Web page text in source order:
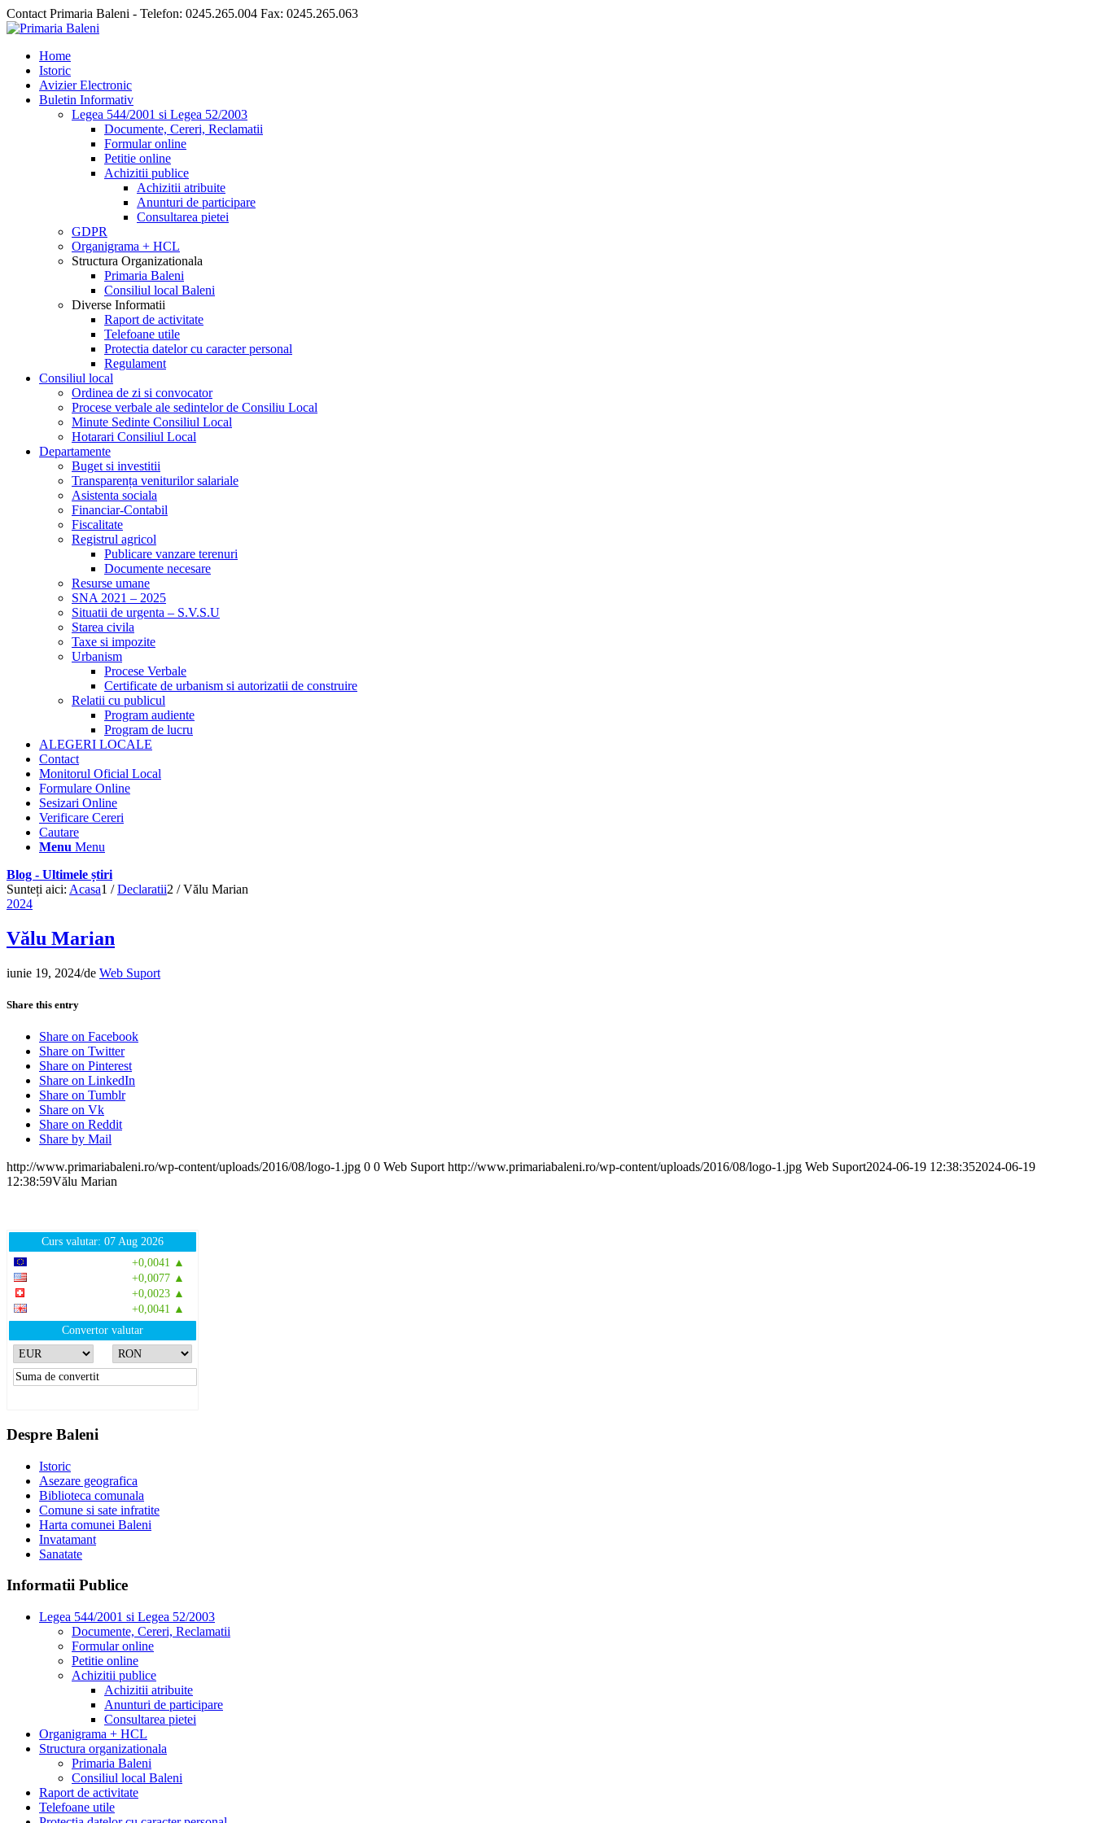
Contact Primaria Baleni - Telefon: 0245.265.004 Fax: 0245.265.063
Home
Istoric
Avizier Electronic
Buletin Informativ
Legea 544/2001 si Legea 52/2003
Documente, Cereri, Reclamatii
Formular online
Petitie online
Achizitii publice
Achizitii atribuite
Anunturi de participare
Consultarea pietei
GDPR
Organigrama + HCL
Structura Organizationala
Primaria Baleni
Consiliul local Baleni
Diverse Informatii
Raport de activitate
Telefoane utile
Protectia datelor cu caracter personal
Regulament
Consiliul local
Ordinea de zi si convocator
Procese verbale ale sedintelor de Consiliu Local
Minute Sedinte Consiliul Local
Hotarari Consiliul Local
Departamente
Buget si investitii
Transparența veniturilor salariale
Asistenta sociala
Financiar-Contabil
Fiscalitate
Registrul agricol
Publicare vanzare terenuri
Documente necesare
Resurse umane
SNA 2021 – 2025
Situatii de urgenta – S.V.S.U
Starea civila
Taxe si impozite
Urbanism
Procese Verbale
Certificate de urbanism si autorizatii de construire
Relatii cu publicul
Program audiente
Program de lucru
ALEGERI LOCALE
Contact
Monitorul Oficial Local
Formulare Online
Sesizari Online
Verificare Cereri
Cautare
Menu Menu
Blog - Ultimele știri
Sunteți aici: Acasa1 / Declaratii2 / Vălu Marian
2024
Vălu Marian
iunie 19, 2024/de Web Suport
Share this entry
Share on Facebook
Share on Twitter
Share on Pinterest
Share on LinkedIn
Share on Tumblr
Share on Vk
Share on Reddit
Share by Mail
http://www.primariabaleni.ro/wp-content/uploads/2016/08/logo-1.jpg 0 0 Web Suport http://www.primariabaleni.ro/wp-content/uploads/2016/08/logo-1.jpg Web Suport2024-06-19 12:38:352024-06-19
12:38:59Vălu Marian
Curs valutar: 07 Aug 2026
+0,0041 ▲
+0,0077 ▲
+0,0023 ▲
+0,0041 ▲
Convertor valutar
Despre Baleni
Istoric
Asezare geografica
Biblioteca comunala
Comune si sate infratite
Harta comunei Baleni
Invatamant
Sanatate
Informatii Publice
Legea 544/2001 si Legea 52/2003
Documente, Cereri, Reclamatii
Formular online
Petitie online
Achizitii publice
Achizitii atribuite
Anunturi de participare
Consultarea pietei
Organigrama + HCL
Structura organizationala
Primaria Baleni
Consiliul local Baleni
Raport de activitate
Telefoane utile